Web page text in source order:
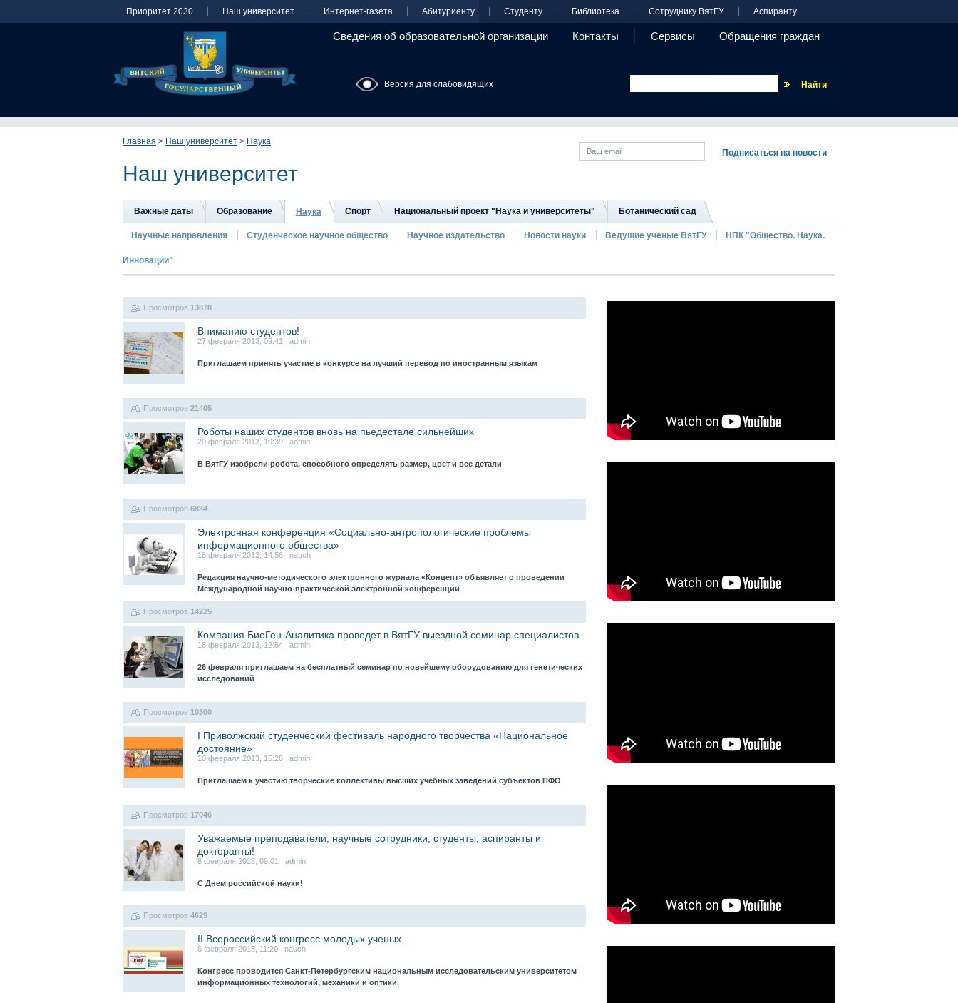
Приоритет 2030 Наш университет Интернет-газета Абитуриенту Студенту Библиотека Сотруднику ВятГУ Аспиранту
Сведения об образовательной организации Контакты Сервисы Обращения граждан
Версия для слабовидящих
Главная > Наш университет > Наука
Наш университет
Важные даты Образование Наука Спорт Национальный проект "Наука и университеты" Ботанический сад
Научные направления Студенческое научное общество Научное издательство Новости науки Ведущие ученые ВятГУ НПК "Общество. Наука.
Инновации"
Просмотров 13878
Вниманию студентов!
27 февраля 2013, 09:41 admin
Приглашаем принять участие в конкурсе на лучший перевод по иностранным языкам
Просмотров 21405
Роботы наших студентов вновь на пьедестале сильнейших
20 февраля 2013, 10:39 admin
В ВятГУ изобрели робота, способного определять размер, цвет и вес детали
Просмотров 6834
Электронная конференция «Социально-антропологические проблемы
информационного общества»
18 февраля 2013, 14:56 nauch
Редакция научно-методического электронного журнала «Концепт» объявляет о проведении
Международной научно-практической электронной конференции
Просмотров 14225
Компания БиоГен-Аналитика проведет в ВятГУ выездной семинар специалистов
18 февраля 2013, 12:54 admin
26 февраля приглашаем на бесплатный семинар по новейшему оборудованию для генетических
исследований
Просмотров 10300
I Приволжский студенческий фестиваль народного творчества «Национальное
достояние»
10 февраля 2013, 15:28 admin
Приглашаем к участию творческие коллективы высших учебных заведений субъектов ПФО
Просмотров 17046
Уважаемые преподаватели, научные сотрудники, студенты, аспиранты и
докторанты!
8 февраля 2013, 09:01 admin
С Днем российской науки!
Просмотров 4629
II Всероссийский конгресс молодых ученых
6 февраля 2013, 11:20 nauch
Конгресс проводится Санкт-Петербургским национальным исследовательским университетом
информационных технологий, механики и оптики.